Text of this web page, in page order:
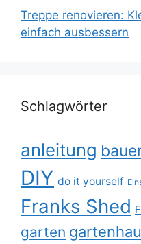
Treppe renovieren:
einfach ausbessern
Schlagwörter
anleitung
DIY do it yourself
Franks Shed
garten